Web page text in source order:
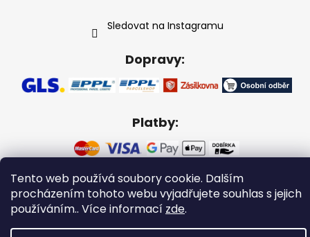
Tento web používá soubory cookie. Dalším
procházením tohoto webu vyjadřujete souhlas s jejich
používáním.. Více informací zde.
Sledovat na Instagramu
Dopravy:
Platby:
Vytvořil Shoptet
Copyright 2026Gabikacopánky
vyhrazena.